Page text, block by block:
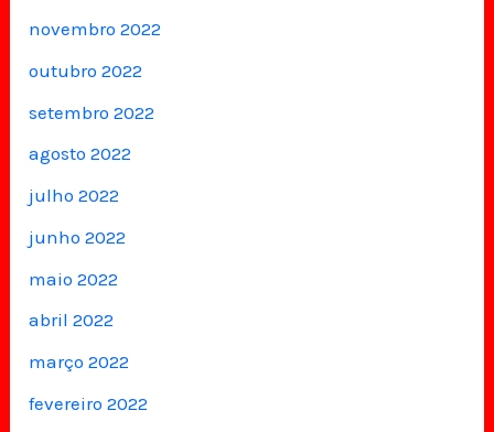
novembro 2022
outubro 2022
setembro 2022
agosto 2022
julho 2022
junho 2022
maio 2022
abril 2022
março 2022
fevereiro 2022